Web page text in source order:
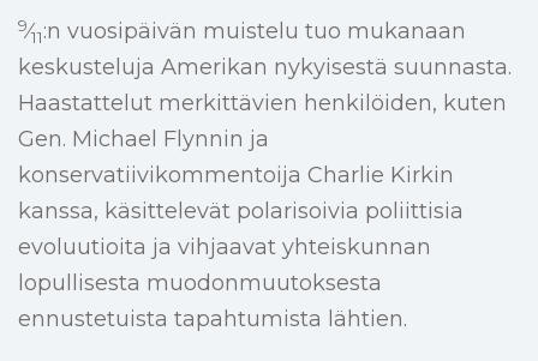
9⁄11:n vuosipäivän muistelu tuo mukanaan
keskusteluja Amerikan nykyisestä suunnasta.
Haastattelut merkittävien henkilöiden, kuten
Gen. Michael Flynnin ja
konservatiivikommentoija Charlie Kirkin
kanssa, käsittelevät polarisoivia poliittisia
evoluutioita ja vihjaavat yhteiskunnan
lopullisesta muodonmuutoksesta
ennustetuista tapahtumista lähtien.